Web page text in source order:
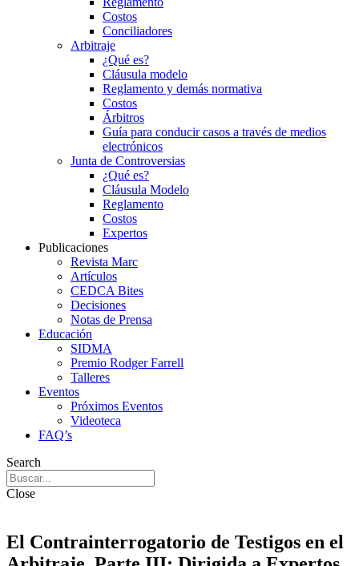
Costos
Conciliadores
Arbitraje
¿Qué es?
Cláusula modelo
Reglamento y demás normativa
Costos
Árbitros
Guía para conducir casos a través de medios
electrónicos
Junta de Controversias
¿Qué es?
Cláusula Modelo
Reglamento
Costos
Expertos
Publicaciones
Revista Marc
Artículos
CEDCA Bites
Decisiones
Notas de Prensa
Educación
SIDMA
Premio Rodger Farrell
Talleres
Eventos
Próximos Eventos
Videoteca
FAQ’s
Search
Close
El Contrainterrogatorio de Testigos en el